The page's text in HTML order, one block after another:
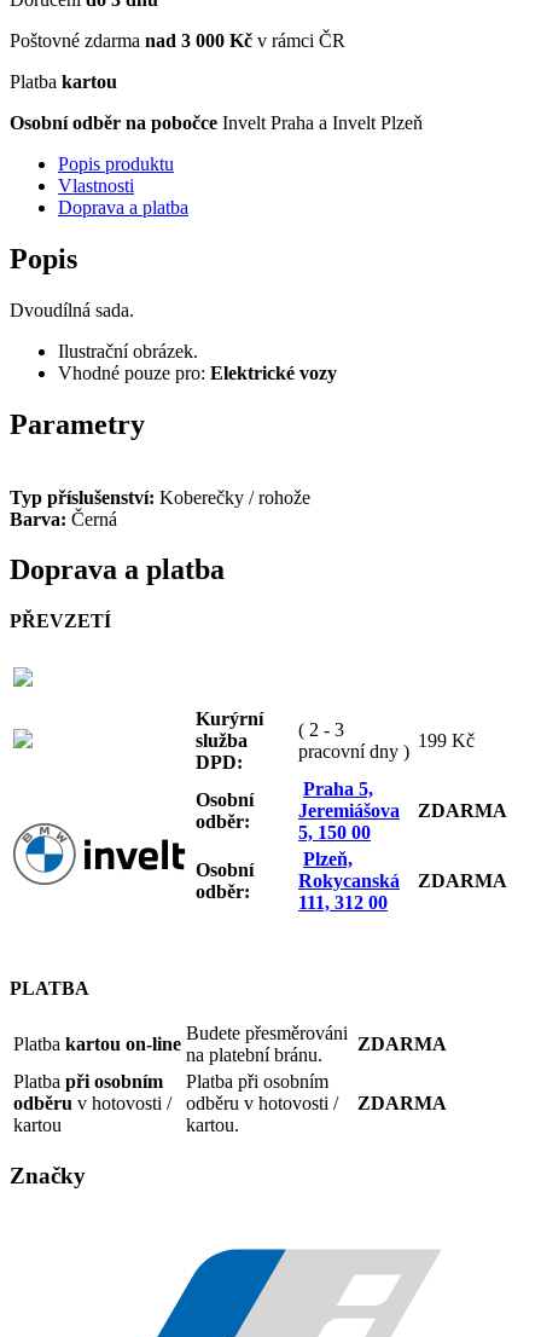
Poštovné zdarma nad 3 000 Kč v rámci ČR
Platba kartou
Osobní odběr na pobočce Invelt Praha a Invelt Plzeň
Popis produktu
Vlastnosti
Doprava a platba
Popis
Dvoudílná sada.
Ilustrační obrázek.
Vhodné pouze pro: Elektrické vozy
Parametry
Typ příslušenství: Koberečky / rohože
Barva: Černá
Doprava a platba
PŘEVZETÍ
Kurýrní
služba
DPD:
( 2 - 3
pracovní dny )
199 Kč
Osobní
odběr:
Praha 5,
Jeremiášova
5, 150 00
ZDARMA
Osobní
odběr:
Plzeň,
Rokycanská
111, 312 00
ZDARMA
PLATBA
Platba kartou on-line
Budete přesměrováni
na platební bránu.
ZDARMA
Platba při osobním
odběru v hotovosti /
kartou
Platba při osobním
odběru v hotovosti /
kartou.
ZDARMA
Značky